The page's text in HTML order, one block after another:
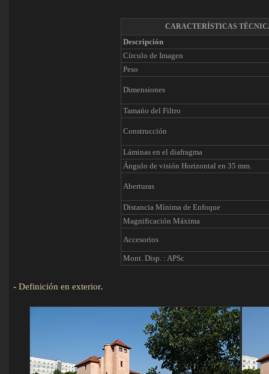
CARACTERÍSTICAS
Descripción
Círculo de Imagen
Peso
Dimensiones
Tamańo del Filtro
Construcción
Láminas en el diafragma
Ángulo de visión Horizontal en 35 mm.
Aberturas
Distancia Mínima de Enfoque
Magnificación Máxima
Accesorios
Mont. Disp. : APSc
- Definición en exterior.